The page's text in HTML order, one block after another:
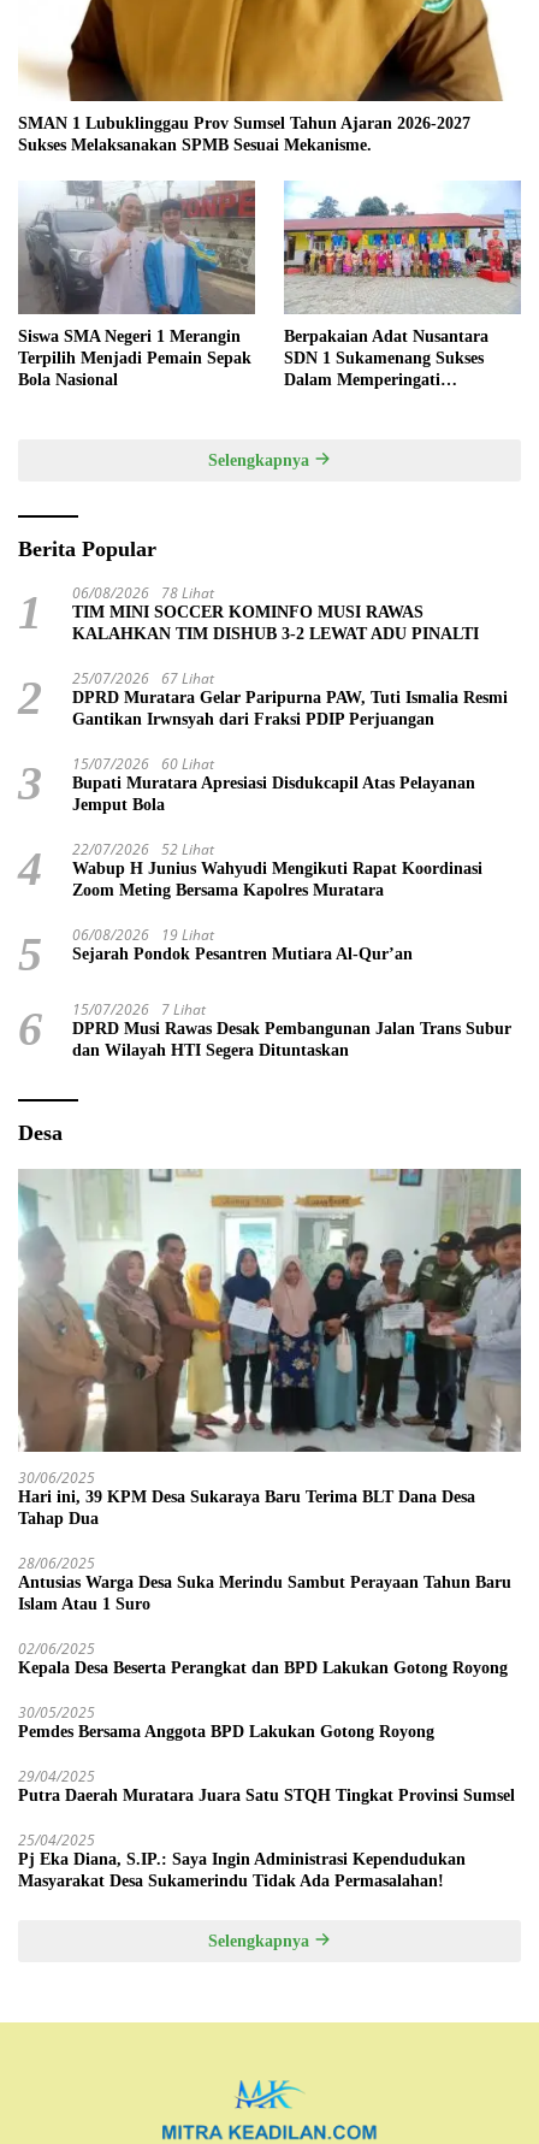
SMAN 1 Lubuklinggau Prov Sumsel Tahun Ajaran 2026-2027
Sukses Melaksanakan SPMB Sesuai Mekanisme.
Siswa SMA Negeri 1 Merangin
Terpilih Menjadi Pemain Sepak
Bola Nasional
Berpakaian Adat Nusantara
SDN 1 Sukamenang Sukses
Dalam Memperingati
Selengkapnya
Berita Popular
1 06/08/2026 78 Lihat
TIM MINI SOCCER KOMINFO MUSI RAWAS
KALAHKAN TIM DISHUB 3-2 LEWAT ADU PINALTI
2 25/07/2026 67 Lihat
DPRD Muratara Gelar Paripurna PAW, Tuti Ismalia Resmi
Gantikan Irwnsyah dari Fraksi PDIP Perjuangan
3 15/07/2026 60 Lihat
Bupati Muratara Apresiasi Disdukcapil Atas Pelayanan
Jemput Bola
4 22/07/2026 52 Lihat
Wabup H Junius Wahyudi Mengikuti Rapat Koordinasi
Zoom Meting Bersama Kapolres Muratara
5 06/08/2026 19 Lihat
Sejarah Pondok Pesantren Mutiara Al-Qur’an
6 15/07/2026 7 Lihat
DPRD Musi Rawas Desak Pembangunan Jalan Trans Subur
dan Wilayah HTI Segera Dituntaskan
Desa
30/06/2025
Hari ini, 39 KPM Desa Sukaraya Baru Terima BLT Dana Desa
Tahap Dua
28/06/2025
Antusias Warga Desa Suka Merindu Sambut Perayaan Tahun Baru
Islam Atau 1 Suro
02/06/2025
Kepala Desa Beserta Perangkat dan BPD Lakukan Gotong Royong
30/05/2025
Pemdes Bersama Anggota BPD Lakukan Gotong Royong
29/04/2025
Putra Daerah Muratara Juara Satu STQH Tingkat Provinsi Sumsel
25/04/2025
Pj Eka Diana, S.IP.: Saya Ingin Administrasi Kependudukan
Masyarakat Desa Sukamerindu Tidak Ada Permasalahan!
Selengkapnya